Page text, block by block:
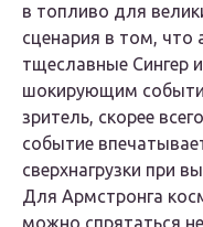
в топливо для
сценария в том, что
тщеславные Сингер
шокирующим
зритель, скорее
событие
сверхнагрузки при
Для Армстронга